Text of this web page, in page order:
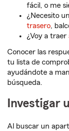
fácil, o me
¿Necesito
trasero,
¿Voy a traer
Conocer las
tu lista de
ayudándote a
búsqueda.
Investigar
Al buscar un